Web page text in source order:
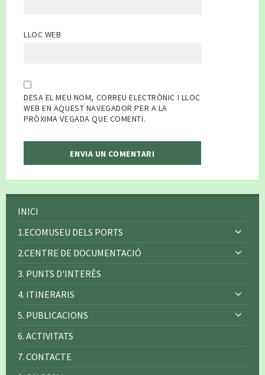
LLOC WEB
DESA EL MEU NOM, CORREU ELECTRÒNIC I LLOC
WEB EN AQUEST NAVEGADOR PER A LA
PRÒXIMA VEGADA QUE COMENTI.
INICI
1.ECOMUSEU DELS PORTS
2.CENTRE DE DOCUMENTACIÓ
3. PUNTS D'INTERÈS
4. ITINERARIS
5. PUBLICACIONS
6. ACTIVITATS
7. CONTACTE